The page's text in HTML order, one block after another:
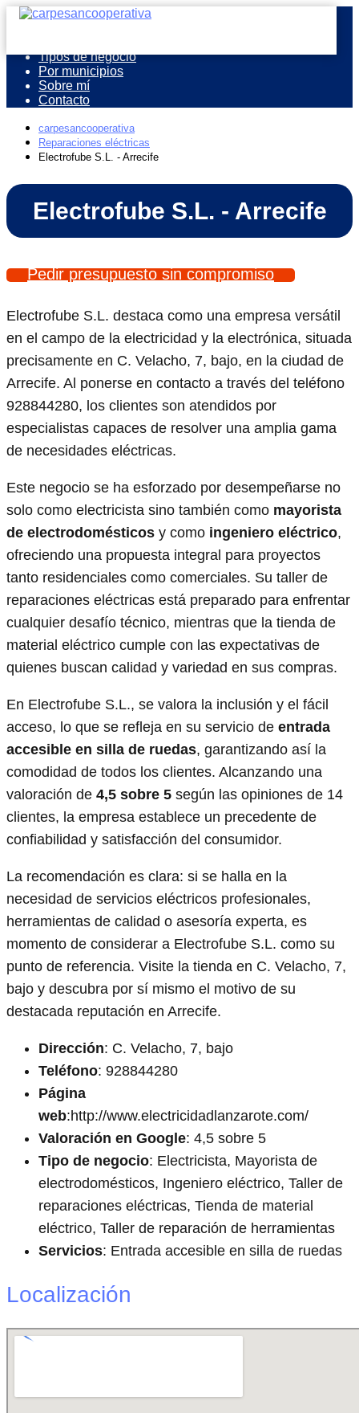
Tipos de negocio
Por municipios
Sobre mí
Contacto
carpesancooperativa
Reparaciones eléctricas
Electrofube S.L. - Arrecife
Electrofube S.L. - Arrecife
Pedir presupuesto sin compromiso
Electrofube S.L. destaca como una empresa versátil
en el campo de la electricidad y la electrónica, situada
precisamente en C. Velacho, 7, bajo, en la ciudad de
Arrecife. Al ponerse en contacto a través del teléfono
928844280, los clientes son atendidos por
especialistas capaces de resolver una amplia gama
de necesidades eléctricas.
Este negocio se ha esforzado por desempeñarse no
solo como electricista sino también como mayorista
de electrodomésticos y como ingeniero eléctrico,
ofreciendo una propuesta integral para proyectos
tanto residenciales como comerciales. Su taller de
reparaciones eléctricas está preparado para enfrentar
cualquier desafío técnico, mientras que la tienda de
material eléctrico cumple con las expectativas de
quienes buscan calidad y variedad en sus compras.
En Electrofube S.L., se valora la inclusión y el fácil
acceso, lo que se refleja en su servicio de entrada
accesible en silla de ruedas, garantizando así la
comodidad de todos los clientes. Alcanzando una
valoración de 4,5 sobre 5 según las opiniones de 14
clientes, la empresa establece un precedente de
confiabilidad y satisfacción del consumidor.
La recomendación es clara: si se halla en la
necesidad de servicios eléctricos profesionales,
herramientas de calidad o asesoría experta, es
momento de considerar a Electrofube S.L. como su
punto de referencia. Visite la tienda en C. Velacho, 7,
bajo y descubra por sí mismo el motivo de su
destacada reputación en Arrecife.
Dirección: C. Velacho, 7, bajo
Teléfono: 928844280
Página
web:http://www.electricidadlanzarote.com/
Valoración en Google: 4,5 sobre 5
Tipo de negocio: Electricista, Mayorista de
electrodomésticos, Ingeniero eléctrico, Taller de
reparaciones eléctricas, Tienda de material
eléctrico, Taller de reparación de herramientas
Servicios: Entrada accesible en silla de ruedas
Localización